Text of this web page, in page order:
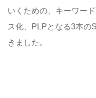
いくための、キーワー
ス化、PLPとなる3本の
きました。